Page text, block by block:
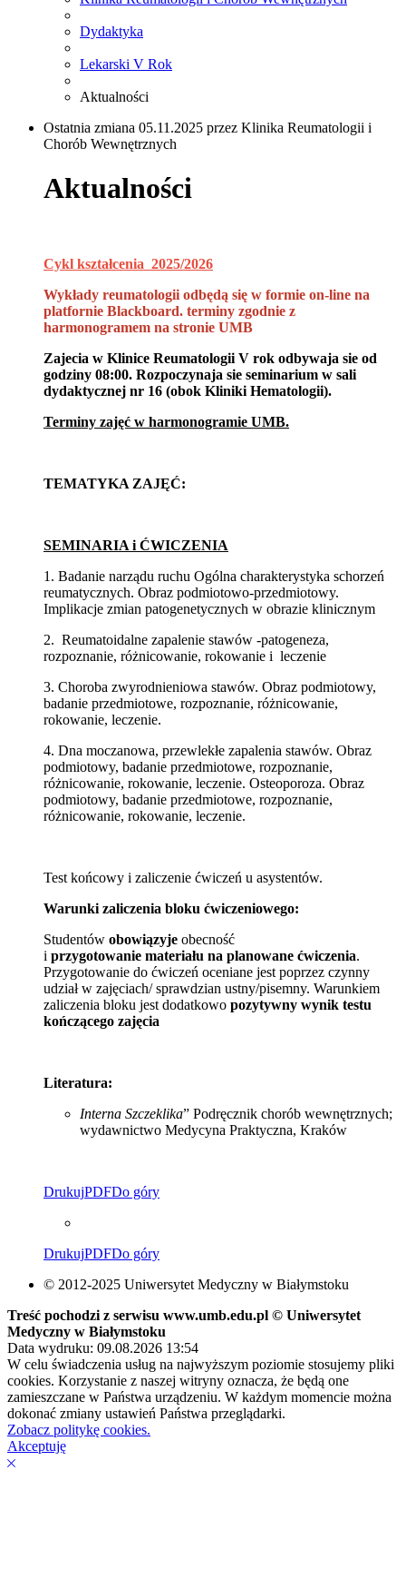
Dydaktyka
Lekarski V Rok
Aktualności
Ostatnia zmiana 05.11.2025 przez Klinika Reumatologii i
Chorób Wewnętrznych
Aktualności
Cykl kształcenia 2025/2026
Wykłady reumatologii odbędą się w formie on-line na
platfornie Blackboard. terminy zgodnie z
harmonogramem na stronie UMB
Zajecia w Klinice Reumatologii V rok odbywaja sie od
godziny 08:00. Rozpoczynaja sie seminarium w sali
dydaktycznej nr 16 (obok Kliniki Hematologii).
Terminy zajęć w harmonogramie UMB.
TEMATYKA ZAJĘĆ:
SEMINARIA i ĆWICZENIA
1. Badanie narządu ruchu Ogólna charakterystyka schorzeń
reumatycznych. Obraz podmiotowo-przedmiotowy.
Implikacje zmian patogenetycznych w obrazie klinicznym
2. Reumatoidalne zapalenie stawów -patogeneza,
rozpoznanie, różnicowanie, rokowanie i leczenie
3. Choroba zwyrodnieniowa stawów. Obraz podmiotowy,
badanie przedmiotowe, rozpoznanie, różnicowanie,
rokowanie, leczenie.
4. Dna moczanowa, przewlekłe zapalenia stawów. Obraz
podmiotowy, badanie przedmiotowe, rozpoznanie,
różnicowanie, rokowanie, leczenie. Osteoporoza. Obraz
podmiotowy, badanie przedmiotowe, rozpoznanie,
różnicowanie, rokowanie, leczenie.
Test końcowy i zaliczenie ćwiczeń u asystentów.
Warunki zaliczenia bloku ćwiczeniowego:
Studentów obowiązyje obecność
i przygotowanie materiału na planowane ćwiczenia.
Przygotowanie do ćwiczeń oceniane jest poprzez czynny
udział w zajęciach/ sprawdzian ustny/pisemny. Warunkiem
zaliczenia bloku jest dodatkowo pozytywny wynik testu
kończącego zajęcia
Literatura:
Interna Szczeklika” Podręcznik chorób wewnętrznych;
wydawnictwo Medycyna Praktyczna, Kraków
DrukujPDFDo góry
DrukujPDFDo góry
© 2012-2025 Uniwersytet Medyczny w Białymstoku
Treść pochodzi z serwisu www.umb.edu.pl © Uniwersytet
Medyczny w Białymstoku
Data wydruku: 09.08.2026 13:54
W celu świadczenia usług na najwyższym poziomie stosujemy pliki
cookies. Korzystanie z naszej witryny oznacza, że będą one
zamieszczane w Państwa urządzeniu. W każdym momencie można
dokonać zmiany ustawień Państwa przeglądarki.
Zobacz politykę cookies.
Akceptuję